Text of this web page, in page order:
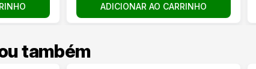
ADICIONAR AO CARRINHO
também